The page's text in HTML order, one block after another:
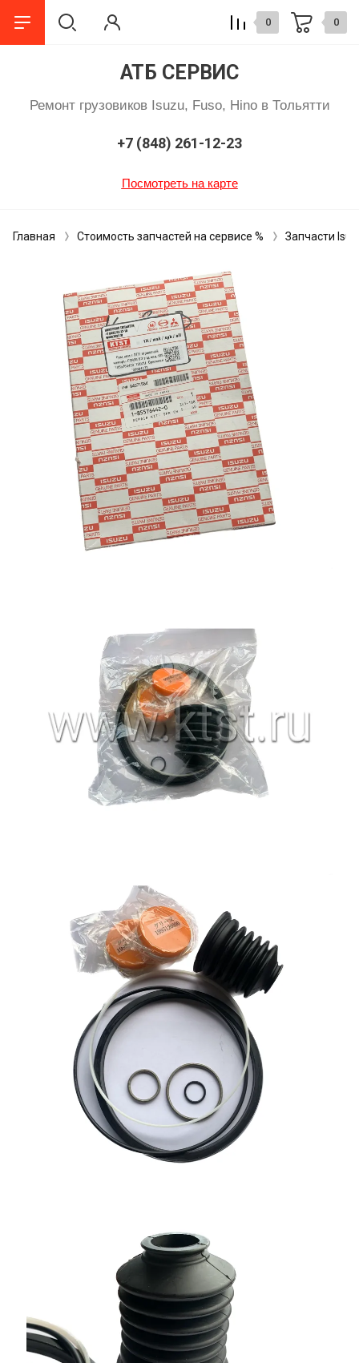
АТБ СЕРВИС
Ремонт грузовиков Isuzu, Fuso, Hino в Тольятти
+7 (848) 261-12-23
Посмотреть на карте
0 0
Главная Стоимость запчастей на сервисе % Запчасти